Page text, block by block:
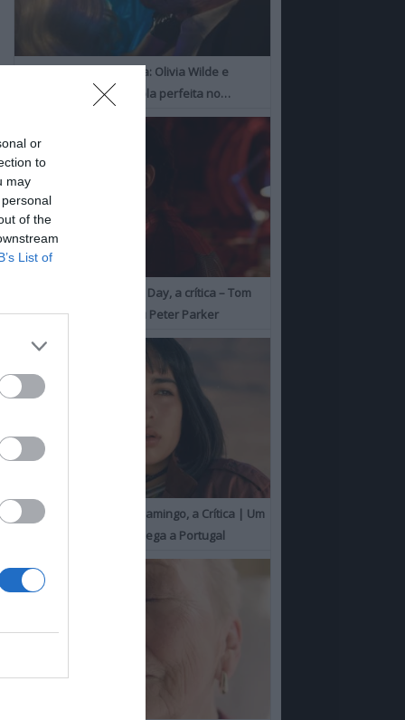
or
to
may
of the
List of
I Want Your Sex, a Crítica: Olivia Wilde e
Cooper Hoofman, a dupla perfeita no…
Spider-Man: Brand New Day, a crítica – Tom
Holland consolida o seu Peter Parker
O Misterioso Olhar do Flamingo, a Crítica | Um
Campeão de Cannes chega a Portugal